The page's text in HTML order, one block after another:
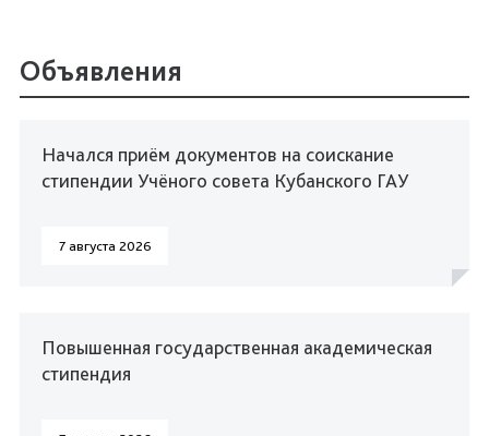
Объявления
Начался приём документов на соискание
стипендии Учёного совета Кубанского ГАУ
7 августа 2026
Повышенная государственная академическая
стипендия